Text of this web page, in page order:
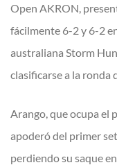
Open AKRON,
fácilmente 6-2 y 6-2
australiana Storm
clasificarse a la ronda
Arango, que ocupa el
apoderó del primer
perdiendo su saque